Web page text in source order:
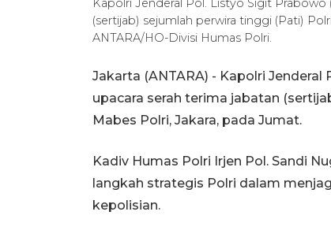
Kapolri Jenderal Pol. Listyo Sigit
(sertijab) sejumlah perwira tinggi (Pati)
ANTARA/HO-Divisi Humas Polri.
Jakarta (ANTARA) - Kapolri
upacara serah terima jabatan
Mabes Polri, Jakara, pada Jumat.
Kadiv Humas Polri Irjen Pol. Sandi
langkah strategis Polri dalam
kepolisian.